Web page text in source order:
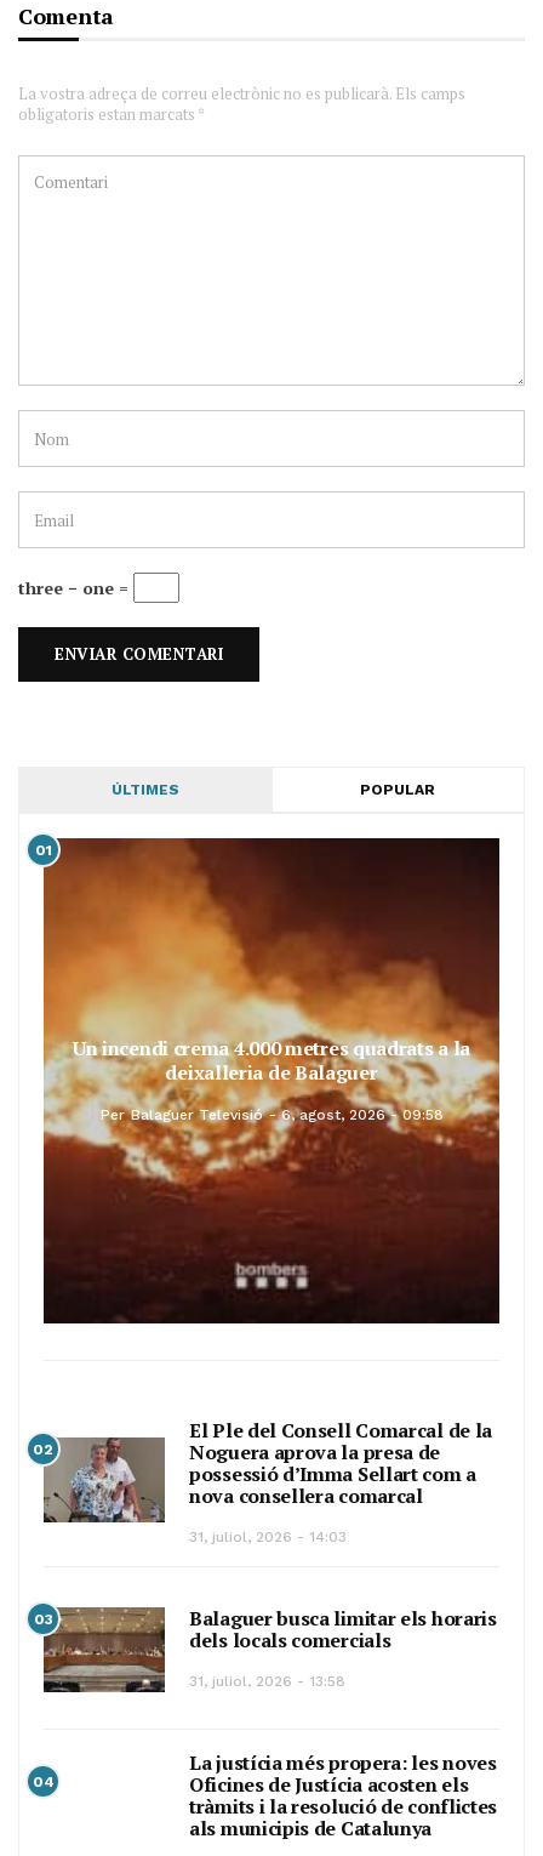
Comenta
La vostra adreça de correu electrònic no es publicarà. Els camps
obligatoris estan marcats *
three − one =
ÚLTIMES POPULAR
01
Un incendi crema 4.000 metres quadrats a la
deixalleria de Balaguer
Per Balaguer Televisió 6, agost, 2026 - 09:58
02
El Ple del Consell Comarcal de la
Noguera aprova la presa de
possessió d’Imma Sellart com a
nova consellera comarcal
31, juliol, 2026 - 14:03
03
Balaguer busca limitar els horaris
dels locals comercials
31, juliol, 2026 - 13:58
04
La justícia més propera: les noves
Oficines de Justícia acosten els
tràmits i la resolució de conflictes
als municipis de Catalunya